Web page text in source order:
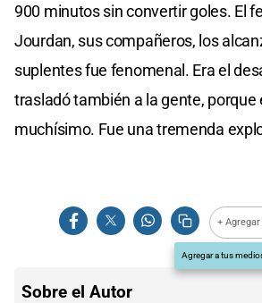
900 minutos sin convertir goles. El
Jourdan, sus compañeros, los
suplentes fue fenomenal. Era el
trasladó también a la gente, porque
muchísimo. Fue una tremenda
+
Agregar a tus
Sobre el Autor